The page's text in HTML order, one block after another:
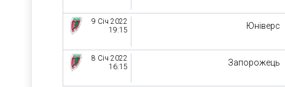
9 Січ 2022
19:15
Юніверс
8 Січ 2022
16:15
Запорожець